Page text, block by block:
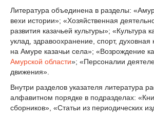
Литература объединена в разделы:
вехи истории»; «Хозяйственная
развития казачьей культуры»; «Культура
уклад, здравоохранение, спорт, духовная
на Амуре казачьи села»; «Возрождение
Амурской области»; «Персоналии
движения».
Внутри разделов указателя литература
алфавитном порядке в подразделах:
сборников», «Статьи из периодических